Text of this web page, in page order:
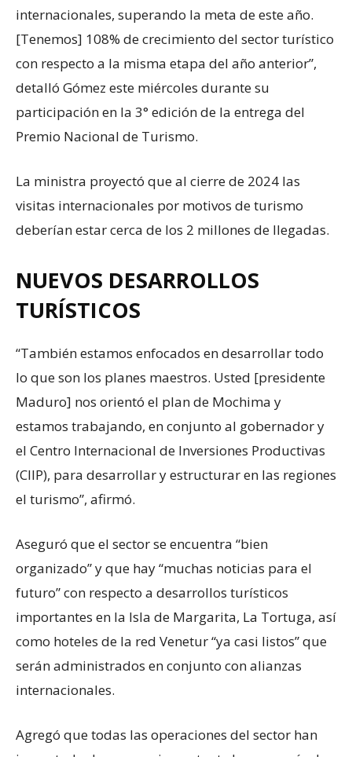
internacionales, superando la meta de este año.
[Tenemos] 108% de crecimiento del sector turístico
con respecto a la misma etapa del año anterior”,
detalló Gómez este miércoles durante su
participación en la 3° edición de la entrega del
Premio Nacional de Turismo.
La ministra proyectó que al cierre de 2024 las
visitas internacionales por motivos de turismo
deberían estar cerca de los 2 millones de llegadas.
NUEVOS DESARROLLOS
TURÍSTICOS
“También estamos enfocados en desarrollar todo
lo que son los planes maestros. Usted [presidente
Maduro] nos orientó el plan de Mochima y
estamos trabajando, en conjunto al gobernador y
el Centro Internacional de Inversiones Productivas
(CIIP), para desarrollar y estructurar en las regiones
el turismo”, afirmó.
Aseguró que el sector se encuentra “bien
organizado” y que hay “muchas noticias para el
futuro” con respecto a desarrollos turísticos
importantes en la Isla de Margarita, La Tortuga, así
como hoteles de la red Venetur “ya casi listos” que
serán administrados en conjunto con alianzas
internacionales.
Agregó que todas las operaciones del sector han